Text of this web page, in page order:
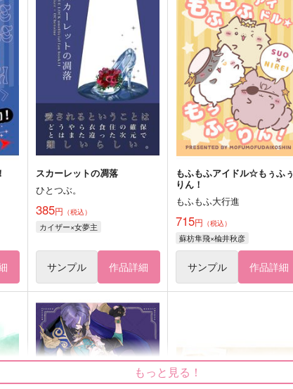
スカーレットの凋落
ひとつぶ。
385円 （税込）
カイザー×女夢主
サンプル 作品詳細
もふもふアイドル☆もぅふぅ
りん！
もふもふ大行進
715円 （税込）
蘇枋隼飛×楡井秋彦
サンプル 作品詳細
もっと見る！